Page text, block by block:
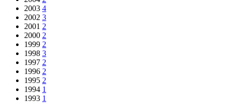
2003 4
2002 3
2001 2
2000 2
1999 2
1998 3
1997 2
1996 2
1995 2
1994 1
1993 1